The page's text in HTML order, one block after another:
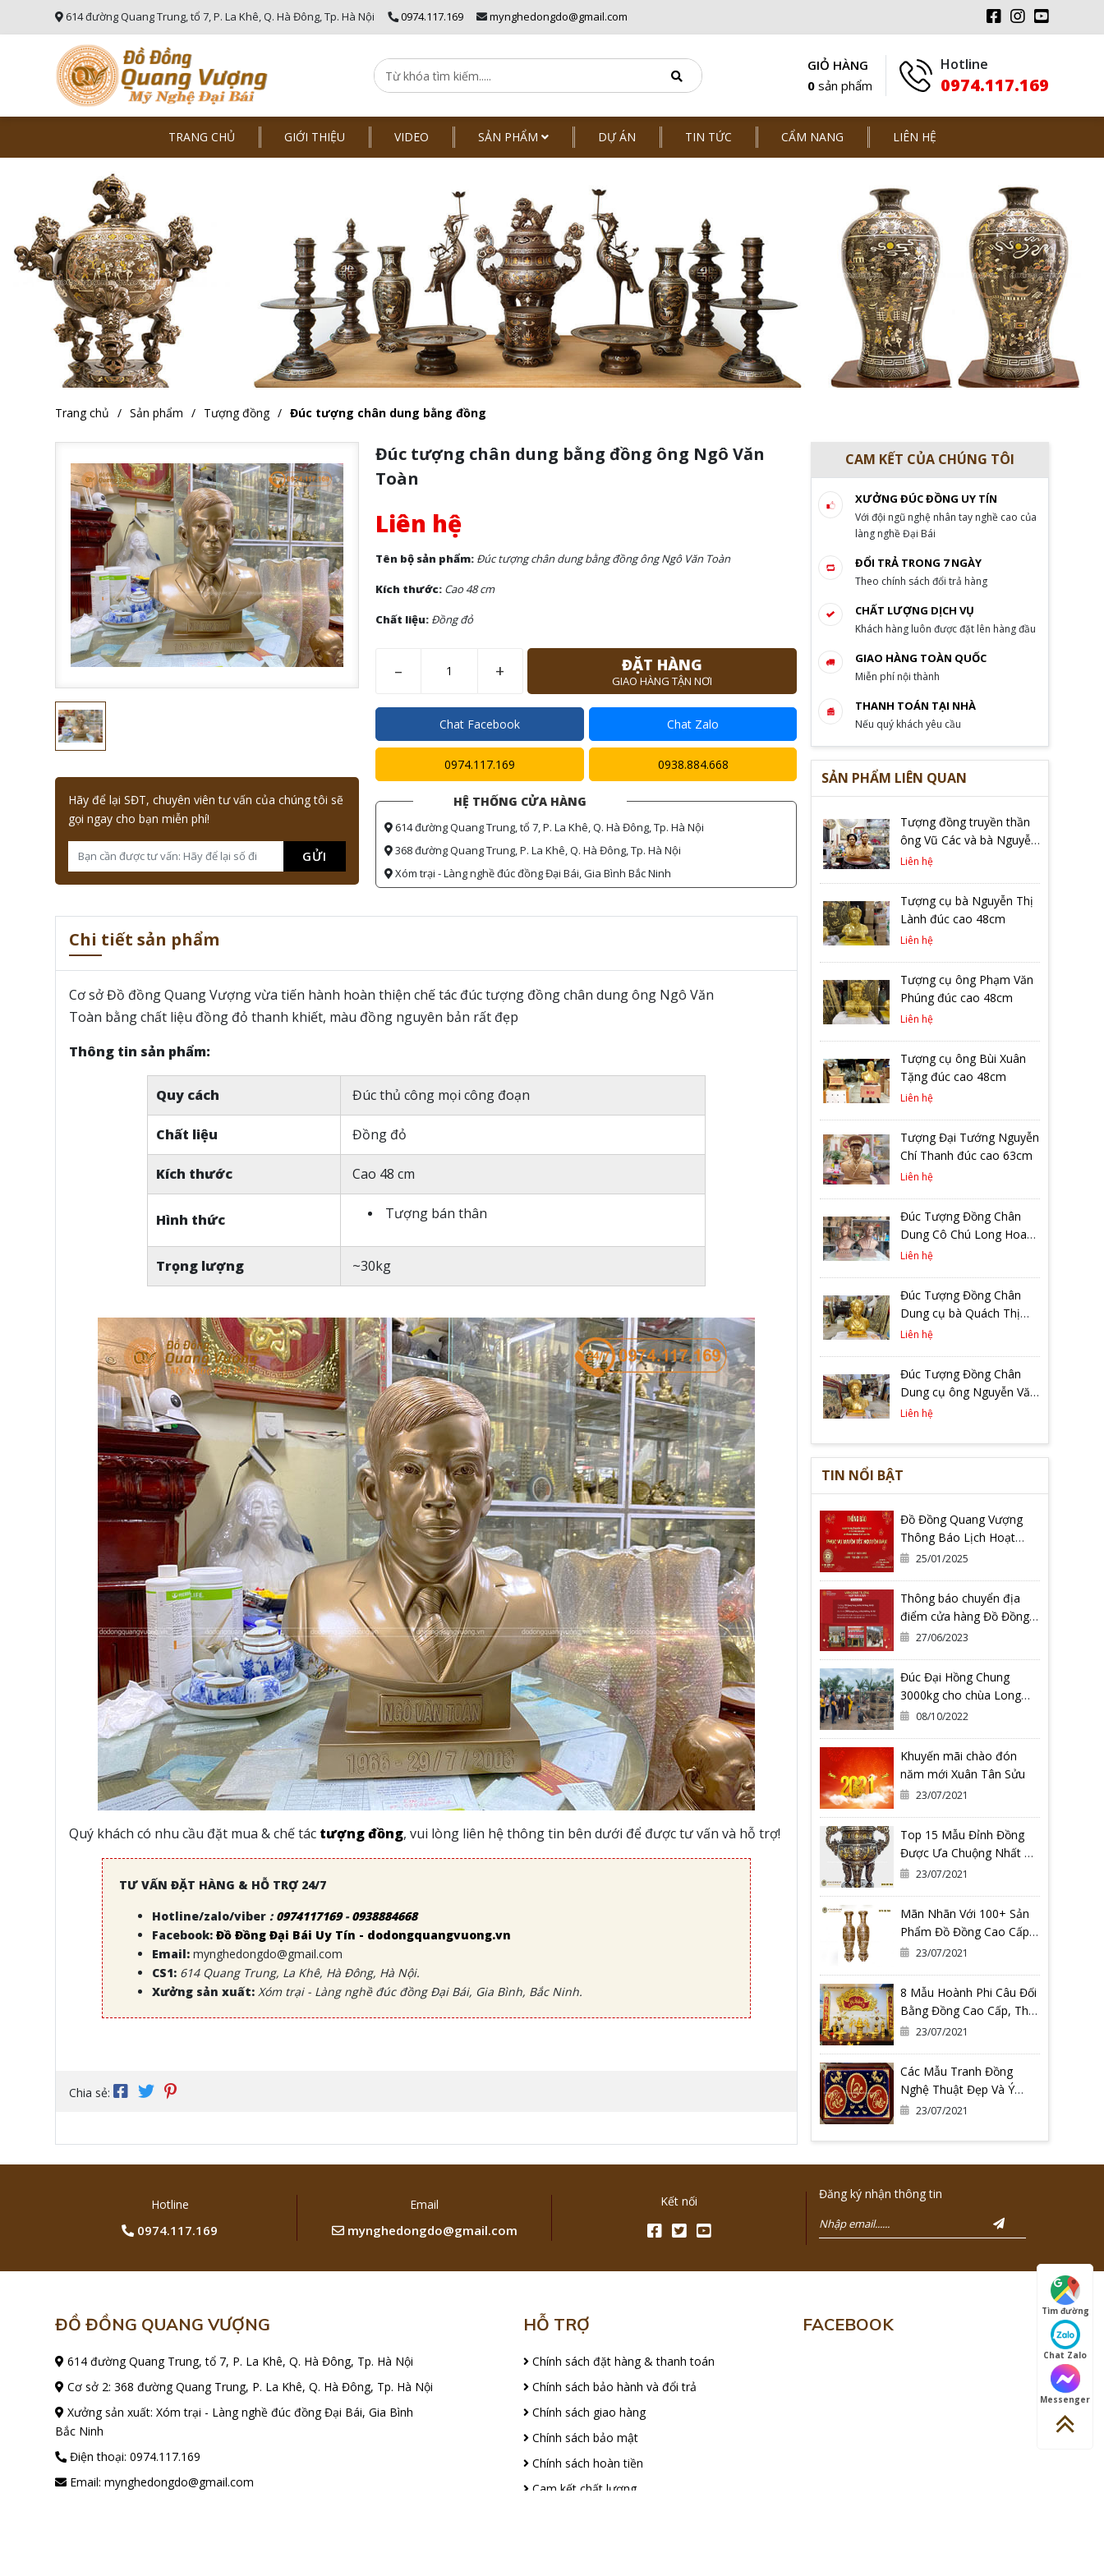
614 đường Quang Trung, tổ 7, P. La Khê, Q. Hà Đông, Tp. Hà Nội 0974.117.169 mynghedongdo@gmail.com
GIỎ HÀNG
0 sản phẩm
Hotline
0974.117.169
TRANG CHỦ GIỚI THIỆU VIDEO SẢN PHẨM DỰ ÁN TIN TỨC CẨM NANG LIÊN HỆ
Trang chủ Sản phẩm Tượng đồng Đúc tượng chân dung bằng đồng
Hãy để lại SĐT, chuyên viên tư vấn của chúng tôi sẽ
gọi ngay cho bạn miễn phí!
GỬI
Đúc tượng chân dung bằng đồng ông Ngô Văn
Toàn
Liên hệ
Tên bộ sản phẩm: Đúc tượng chân dung bằng đồng ông Ngô Văn Toàn
Kích thước:Cao 48 cm
Chất liệu: Đồng đỏ
– + ĐẶT HÀNG
GIAO HÀNG TẬN NƠI
Chat Facebook Chat Zalo
0974.117.169 0938.884.668
HỆ THỐNG CỬA HÀNG
614 đường Quang Trung, tổ 7, P. La Khê, Q. Hà Đông, Tp. Hà Nội
368 đường Quang Trung, P. La Khê, Q. Hà Đông, Tp. Hà Nội
Xóm trại - Làng nghề đúc đồng Đại Bái, Gia Bình Bắc Ninh
Chi tiết sản phẩm
Cơ sở Đồ đồng Quang Vượng vừa tiến hành hoàn thiện chế tác đúc tượng đồng chân dung ông Ngô Văn
Toàn bằng chất liệu đồng đỏ thanh khiết, màu đồng nguyên bản rất đẹp
Thông tin sản phẩm:
Quy cách Đúc thủ công mọi công đoạn
Chất liệu Đồng đỏ
Kích thước Cao 48 cm
Hình thức Tượng bán thân
Trọng lượng ~30kg
Quý khách có nhu cầu đặt mua & chế tác tượng đồng, vui lòng liên hệ thông tin bên dưới để được tư vấn và hỗ trợ!
TƯ VẤN ĐẶT HÀNG & HỖ TRỢ 24/7
Hotline/zalo/viber : 0974117169-0938884668
Facebook: Đồ Đồng Đại Bái Uy Tín - dodongquangvuong.vn
Email: mynghedongdo@gmail.com
CS1: 614 Quang Trung, La Khê, Hà Đông, Hà Nội.
Xưởng sản xuất: Xóm trại - Làng nghề đúc đồng Đại Bái, Gia Bình, Bắc Ninh.
Chia sẻ:
CAM KẾT CỦA CHÚNG TÔI
XƯỞNG ĐÚC ĐỒNG UY TÍN
Với đội ngũ nghệ nhân tay nghề cao của
làng nghề Đại Bái
ĐỔI TRẢ TRONG 7 NGÀY
Theo chính sách đổi trả hàng
CHẤT LƯỢNG DỊCH VỤ
Khách hàng luôn được đặt lên hàng đầu
GIAO HÀNG TOÀN QUỐC
Miễn phí nội thành
THANH TOÁN TẠI NHÀ
Nếu quý khách yêu cầu
SẢN PHẨM LIÊN QUAN
Tượng đồng truyền thần
ông Vũ Các và bà Nguyễn
Thị Dựng đúc liền khối
Liên hệ
Tượng cụ bà Nguyễn Thị
Lành đúc cao 48cm
Liên hệ
Tượng cụ ông Phạm Văn
Phúng đúc cao 48cm
Liên hệ
Tượng cụ ông Bùi Xuân
Tặng đúc cao 48cm
Liên hệ
Tượng Đại Tướng Nguyễn
Chí Thanh đúc cao 63cm
Liên hệ
Đúc Tượng Đồng Chân
Dung Cô Chú Long Hoa
Tại Hà Nội
Liên hệ
Đúc Tượng Đồng Chân
Dung cụ bà Quách Thị
Tâm Cao 48cm Dát Vàng
Liên hệ
Đúc Tượng Đồng Chân
Dung cụ ông Nguyễn Văn
Chung Cao 48cm Dát
Liên hệ
TIN NỔI BẬT
Đồ Đồng Quang Vượng
Thông Báo Lịch Hoạt
Động Tết Nguyên Đán Ất
25/01/2025
Thông báo chuyển địa
điểm cửa hàng Đồ Đồng
Quang Vượng Cơ Sở 2
27/06/2023
Đúc Đại Hồng Chung
3000kg cho chùa Long
Hoa Thiền Tự - Tỉnh Bình
08/10/2022
Khuyến mãi chào đón
năm mới Xuân Tân Sửu
23/07/2021
Top 15 Mẫu Đỉnh Đồng
Được Ưa Chuộng Nhất Có
Thể Bạn Đang Cần
23/07/2021
Mãn Nhãn Với 100+ Sản
Phẩm Đồ Đồng Cao Cấp
Tại Đồ Đồng Quang
23/07/2021
8 Mẫu Hoành Phi Câu Đối
Bằng Đồng Cao Cấp, Thờ
Gia Tiên
23/07/2021
Các Mẫu Tranh Đồng
Nghệ Thuật Đẹp Và Ý
Nghĩa Nhất Tại Đồ Đồng
23/07/2021
Hotline
0974.117.169
Email
mynghedongdo@gmail.com
Kết nối Đăng ký nhận thông tin
ĐỒ ĐỒNG QUANG VƯỢNG
614 đường Quang Trung, tổ 7, P. La Khê, Q. Hà Đông, Tp. Hà Nội
Cơ sở 2: 368 đường Quang Trung, P. La Khê, Q. Hà Đông, Tp. Hà Nội
Xưởng sản xuất: Xóm trại - Làng nghề đúc đồng Đại Bái, Gia Bình
Bắc Ninh
Điện thoại: 0974.117.169
Email: mynghedongdo@gmail.com
HỖ TRỢ
Chính sách đặt hàng & thanh toán
Chính sách bảo hành và đổi trả
Chính sách giao hàng
Chính sách bảo mật
Chính sách hoàn tiền
Cam kết chất lượng
FACEBOOK
Tìm đường
Chat Zalo
Messenger